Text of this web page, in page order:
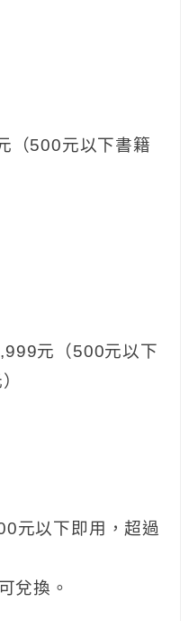
（500元以下書籍
元（500元以下
元以下即用，超過
兌換。